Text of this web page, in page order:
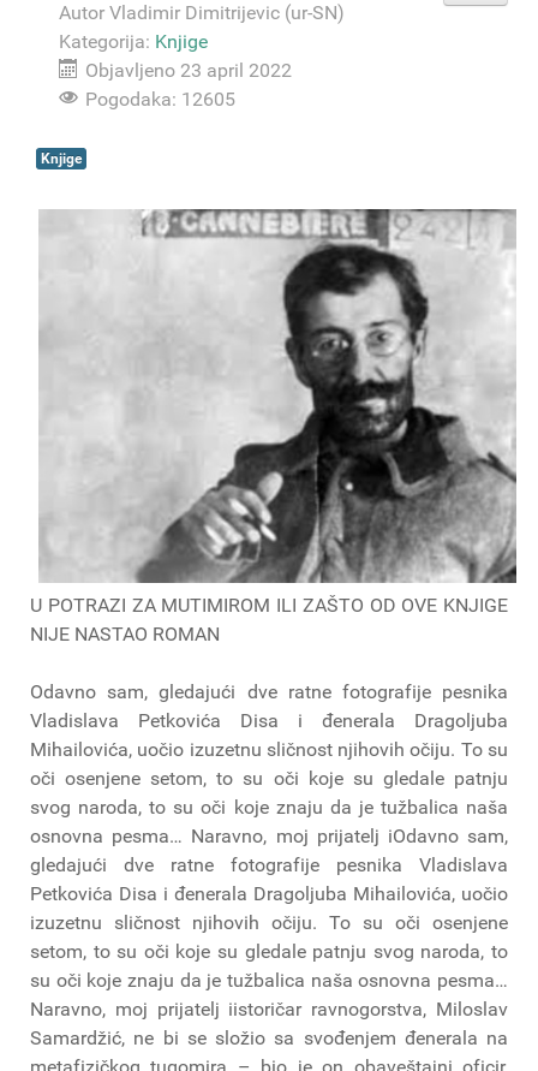
Autor Vladimir Dimitrijevic (ur-SN)
Kategorija: Knjige
Objavljeno 23 april 2022
Pogodaka: 12605
Knjige
U POTRAZI ZA MUTIMIROM ILI ZAŠTO OD OVE KNJIGE
NIJE NASTAO ROMAN
Odavno sam, gledajući dve ratne fotografije pesnika
Vladislava Petkovića Disa i đenerala Dragoljuba
Mihailovića, uočio izuzetnu sličnost njihovih očiju. To su
oči osenjene setom, to su oči koje su gledale patnju
svog naroda, to su oči koje znaju da je tužbalica naša
osnovna pesma… Naravno, moj prijatelj iOdavno sam,
gledajući dve ratne fotografije pesnika Vladislava
Petkovića Disa i đenerala Dragoljuba Mihailovića, uočio
izuzetnu sličnost njihovih očiju. To su oči osenjene
setom, to su oči koje su gledale patnju svog naroda, to
su oči koje znaju da je tužbalica naša osnovna pesma…
Naravno, moj prijatelj iistoričar ravnogorstva, Miloslav
Samardžić, ne bi se složio sa svođenjem đenerala na